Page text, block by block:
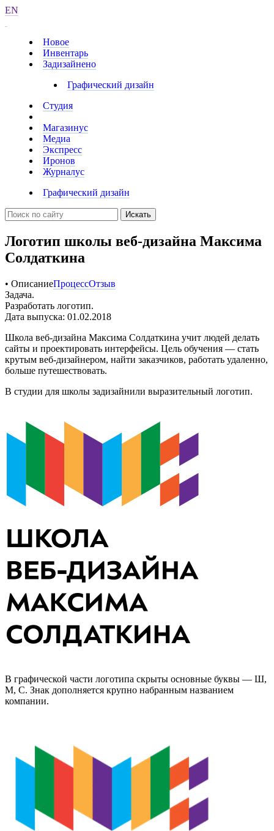
EN
Новое
Инвентарь
Задизайнено
Графический дизайн
Студия
Магазинус
Медиа
Экспресс
Иронов
Журналус
Графический дизайн
Искать
Логотип школы веб-дизайна Максима
Солдаткина
• ОписаниеПроцессОтзыв
Задача.
Разработать логотип.
Дата выпуска: 01.02.2018
Школа веб-дизайна Максима Солдаткина учит людей делать
сайты и проектировать интерфейсы. Цель обучения — стать
крутым веб-дизайнером, найти заказчиков, работать удаленно,
больше путешествовать.
В студии для школы задизайнили выразительный логотип.
В графической части логотипа скрыты основные буквы — Ш,
М, С. Знак дополняется крупно набранным названием
компании.